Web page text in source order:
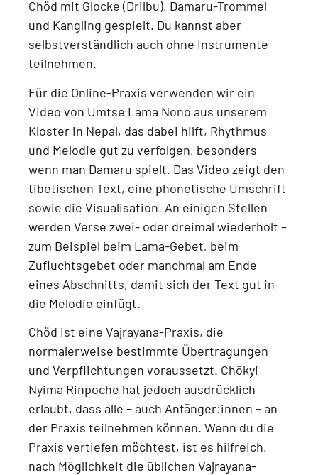
Chöd mit Glocke (Drilbu), Damaru-Trommel
und Kangling gespielt. Du kannst aber
selbstverständlich auch ohne Instrumente
teilnehmen.
Für die Online-Praxis verwenden wir ein
Video von Umtse Lama Nono aus unserem
Kloster in Nepal, das dabei hilft, Rhythmus
und Melodie gut zu verfolgen, besonders
wenn man Damaru spielt. Das Video zeigt den
tibetischen Text, eine phonetische Umschrift
sowie die Visualisation. An einigen Stellen
werden Verse zwei- oder dreimal wiederholt –
zum Beispiel beim Lama-Gebet, beim
Zufluchtsgebet oder manchmal am Ende
eines Abschnitts, damit sich der Text gut in
die Melodie einfügt.
Chöd ist eine Vajrayana-Praxis, die
normalerweise bestimmte Übertragungen
und Verpflichtungen voraussetzt. Chökyi
Nyima Rinpoche hat jedoch ausdrücklich
erlaubt, dass alle – auch Anfänger:innen – an
der Praxis teilnehmen können. Wenn du die
Praxis vertiefen möchtest, ist es hilfreich,
nach Möglichkeit die üblichen Vajrayana-